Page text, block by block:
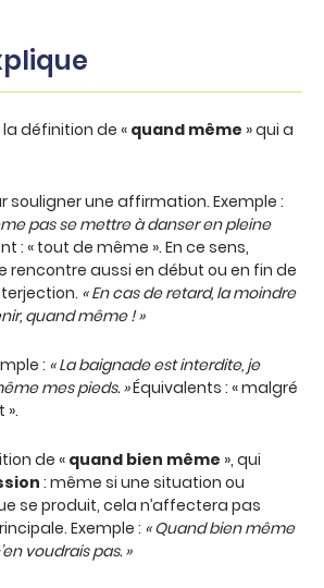
définition de « quand même » qui a
souligner une affirmation. Exemple :
pas se mettre à danser en pleine
: « tout de même ». En ce sens,
rencontre aussi en début ou en fin de
« En cas de retard, la moindre
quand même ! »
: « La baignade est interdite, je
mes pieds. »Équivalents : « malgré
».
de « quand bien même », qui
: même si une situation ou
se produit, cela n’affectera pas
Exemple : « Quand bien même
voudrais pas. »